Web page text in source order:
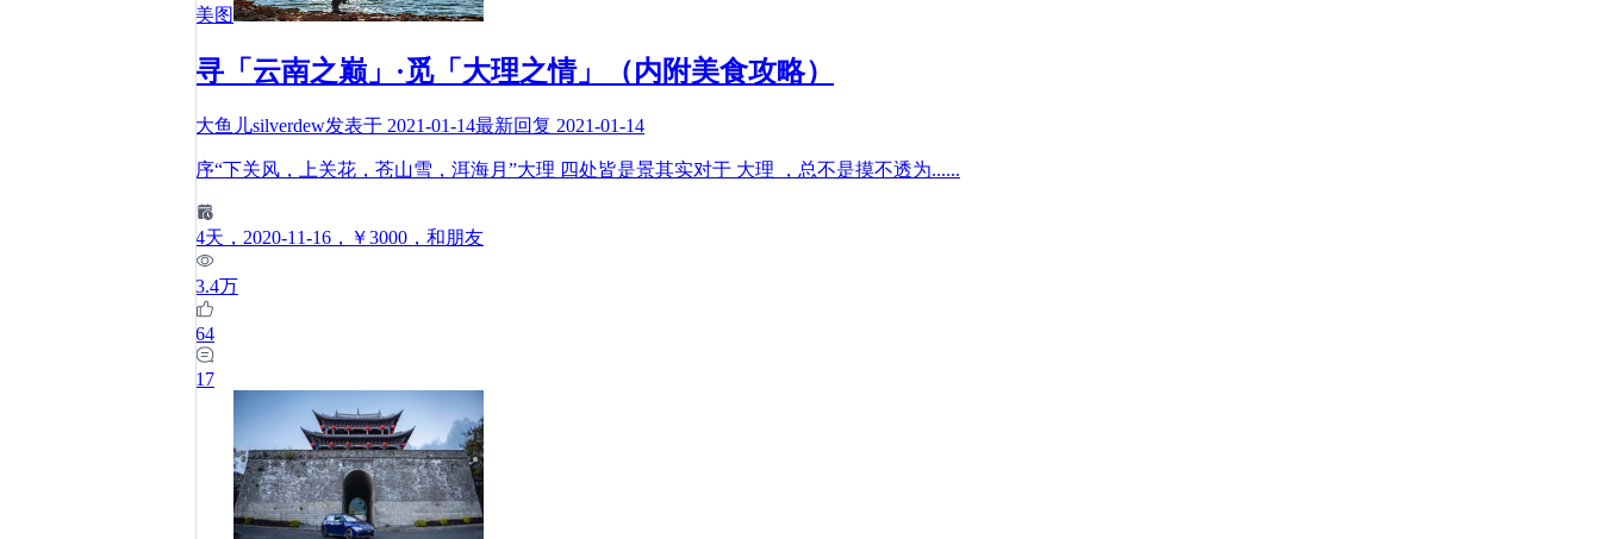
美图
寻「云南之巅」·觅「大理之情」（内附美食攻略）
大鱼儿silverdew发表于 2021-01-14最新回复 2021-01-14
序“下关风，上关花，苍山雪，洱海月”大理 四处皆是景其实对于 大理 ，总不是摸不透为......
4天 ，2020-11-16 ，￥3000 ，和朋友
3.4万
64
17